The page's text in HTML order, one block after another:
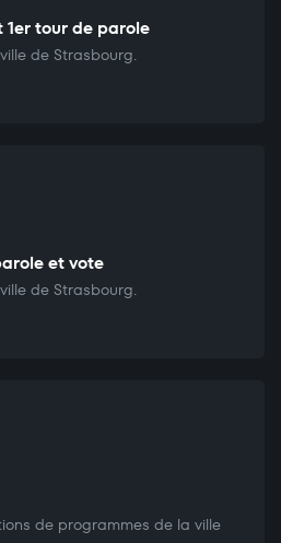
1er tour de parole
de Strasbourg.
et vote
de Strasbourg.
de programmes de la ville